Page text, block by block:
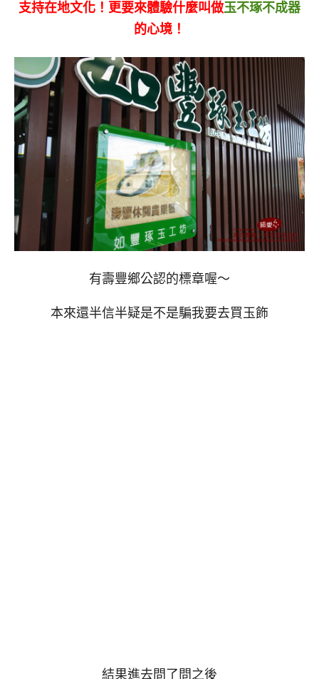
支持在地文化！更要來體驗什麼叫做玉不琢不成器
的心境！
有壽豐鄉公認的標章喔～
本來還半信半疑是不是騙我要去買玉飾
結果進去問了問之後